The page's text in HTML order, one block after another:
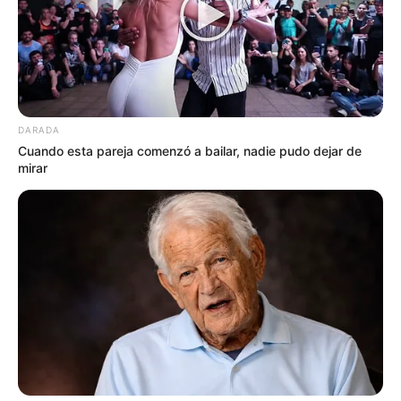
sueltan la sopa a cambio de protección, el
gobierno gringo no aguantó más. Al parecer,
sufrieron un ataque cibernético que casi les
apaga las luces a medio país y les hackea los
códigos nucleares (¡hazme el favor!). La
respuesta del Tío Sam no fue diplomática, ¡fue
a punta de misilazos!
“Ya no era sostenible, la amenaza era
inminente. Decidieron golpear primero y
preguntar después”, habría confesado un
analista militar anónimo, a quien llamaremos
“Comandante X”, con la voz temblorosa.
La “Operación Trueno Silencioso” se ejecutó en
la madrugada. No hubo aviso en la ONU, no
hubo cartitas diplomáticas. Fue un despliegue
DARADA
Cuando esta pareja comenzó a bailar, nadie pudo dejar de
mirar